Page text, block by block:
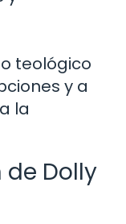
teológico
y a
la
Dolly